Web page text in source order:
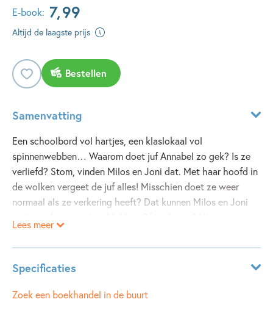
E-book: 7,99
Altijd de laagste prijs
Bestellen
Samenvatting
Een schoolbord vol hartjes, een klaslokaal vol
spinnenwebben… Waarom doet juf Annabel zo gek? Is ze
verliefd? Stom, vinden Milos en Joni dat. Met haar hoofd in
de wolken vergeet de juf alles! Misschien doet ze weer
normaal als ze verkering heeft? Dat kunnen Milos en Joni
is de juf eigenlijk?
Lees meer
Specificaties
Leeftijdsindicatie: 5 - 10 jaar
Zoek een boekhandel in de buurt